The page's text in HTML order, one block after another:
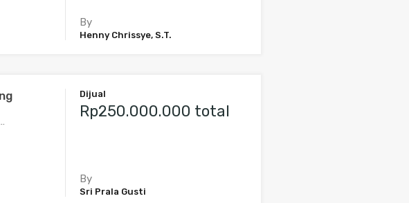
By
Henny Chrissye, S.T.
Dijual
Rp250.000.000 total
By
Sri Prala Gusti